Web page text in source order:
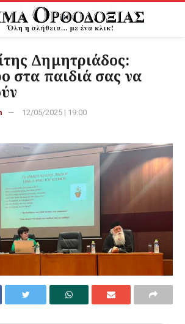
Δημητριάδος:
στα παιδιά σας να
12/05/2025 | 19:00